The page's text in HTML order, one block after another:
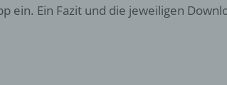
ein. Ein Fazit und die jeweiligen